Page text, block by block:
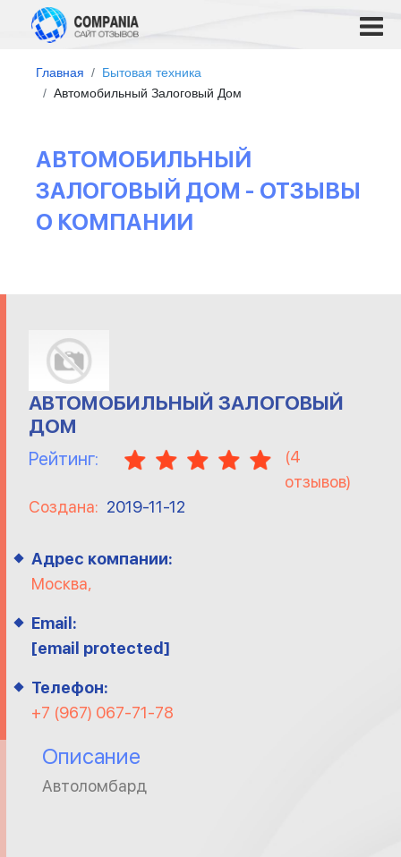
Главная
Бытовая техника
Автомобильный Залоговый Дом
АВТОМОБИЛЬНЫЙ
ЗАЛОГОВЫЙ ДОМ - ОТЗЫВЫ
О КОМПАНИИ
АВТОМОБИЛЬНЫЙ ЗАЛОГОВЫЙ
ДОМ
Рейтинг: (4
отзывов)
Создана: 2019-11-12
Адрес компании:
Москва,
Email:
[email protected]
Телефон:
+7 (967) 067-71-78
Описание
Автоломбард